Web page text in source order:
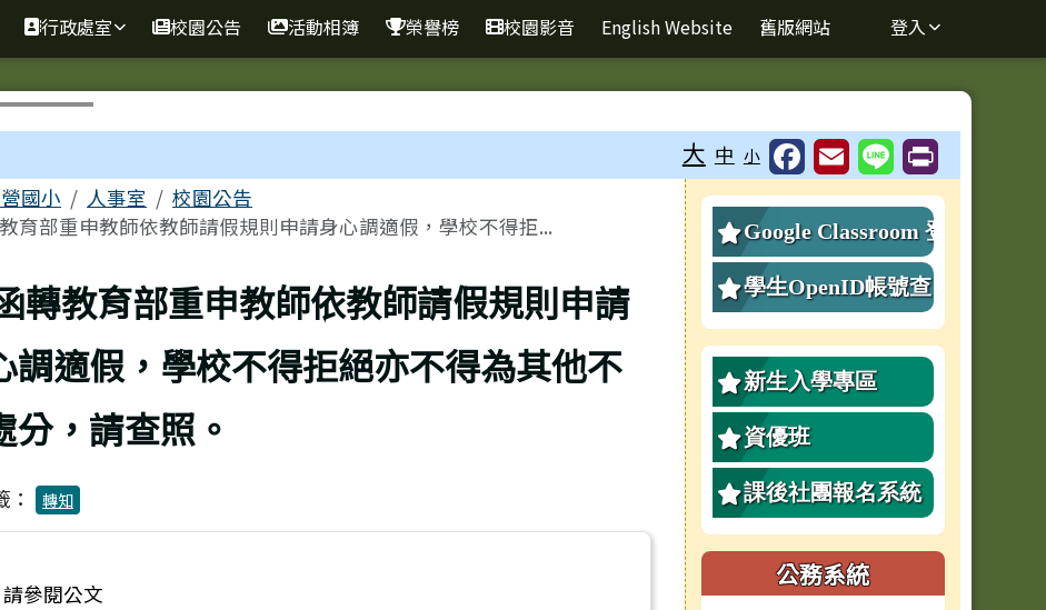
行政處室 校園公告 活動相簿 榮譽榜 校園影音 English Website 舊版網站 登入
⏸
大 中 小
區域
國小 人事室
校園公告
育部重申教師依教師請假規則申請身心調適假，學校不得拒...
上頁
轉教育部重申教師依教師請假規則申請
調適假，學校不得拒絕亦不得為其他不
分，請查照。
： 轉知
請參閱公文
右邊區域內容
Google Classroom 登
入
學生OpenID帳號查
詢、重設密碼
新生入學專區
資優班
課後社團報名系統
公務系統